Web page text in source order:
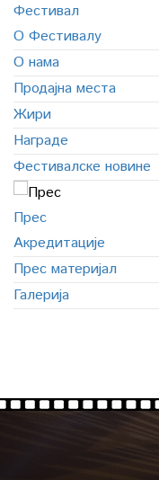
Фестивал
О Фестивалу
О нама
Продајна места
Жири
Награде
Фестивалске новине
Прес
Акредитације
Прес материјал
Галерија